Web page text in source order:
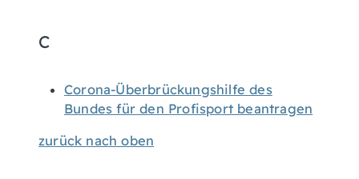
C
Corona-Überbrückungshilfe des
Bundes für den Profisport beantragen
zurück nach oben